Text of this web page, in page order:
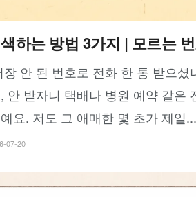
하는 방법 3가지 | 모르는
안 된 번호로 전화 한 통 받으셨
안 받자니 택배나 병원 예약 같은
요. 저도 그 애매한 몇 초가 제일...
07-20